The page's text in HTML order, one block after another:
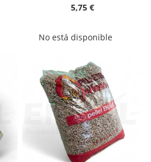
5,75 €
No está disponible